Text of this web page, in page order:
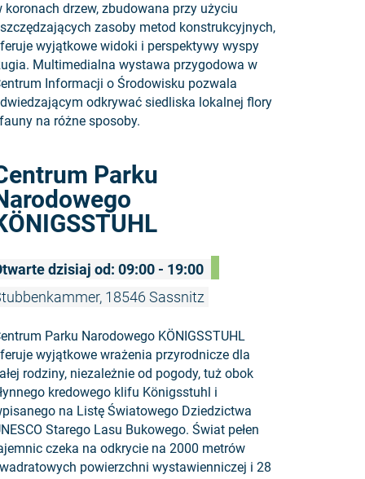
koronach drzew, zbudowana przy użyciu
zasoby metod konstrukcyjnych,
wyjątkowe widoki i perspektywy wyspy
Multimedialna wystawa przygodowa w
Informacji o Środowisku pozwala
odkrywać siedliska lokalnej flory
na różne sposoby.
Parku
dzisiaj od: 09:00 - 19:00
18546 Sassnitz
Parku Narodowego KÖNIGSSTUHL
wyjątkowe wrażenia przyrodnicze dla
rodziny, niezależnie od pogody, tuż obok
kredowego klifu Königsstuhl i
na Listę Światowego Dziedzictwa
Starego Lasu Bukowego. Świat pełen
czeka na odkrycie na 2000 metrów
powierzchni wystawienniczej i 28